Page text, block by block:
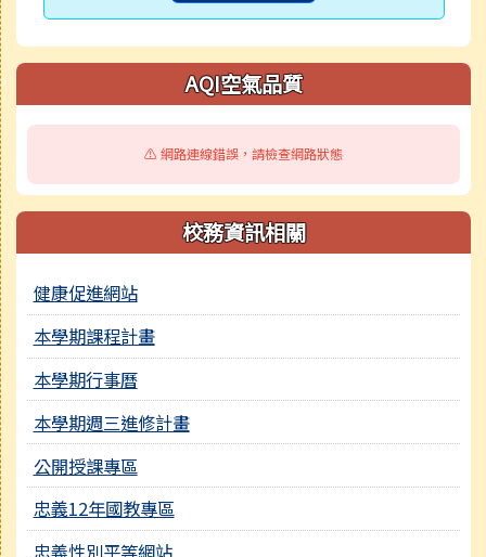
AQI空氣品質
⚠️ 網路連線錯誤，請檢查網路狀態
校務資訊相關
健康促進網站
本學期課程計畫
本學期行事曆
本學期週三進修計畫
公開授課專區
忠義12年國教專區
忠義性別平等網站